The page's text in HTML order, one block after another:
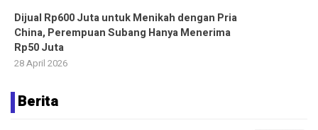
Dijual Rp600 Juta untuk Menikah dengan Pria
China, Perempuan Subang Hanya Menerima
Rp50 Juta
28 April 2026
Berita